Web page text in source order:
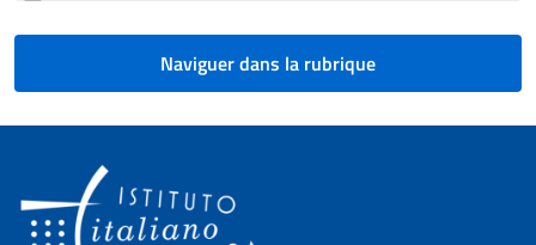
Naviguer dans la rubrique